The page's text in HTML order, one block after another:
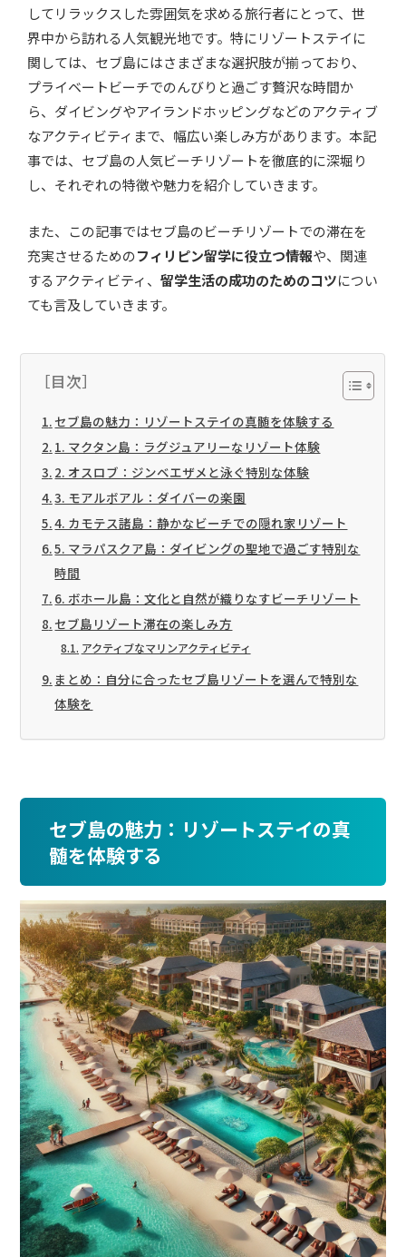
してリラックスした雰囲気を求める旅行者にとって、世
界中から訪れる人気観光地です。特にリゾートステイに
関しては、セブ島にはさまざまな選択肢が揃っており、
プライベートビーチでのんびりと過ごす贅沢な時間か
ら、ダイビングやアイランドホッピングなどのアクティブ
なアクティビティまで、幅広い楽しみ方があります。本記
事では、セブ島の人気ビーチリゾートを徹底的に深堀り
し、それぞれの特徴や魅力を紹介していきます。
また、この記事ではセブ島のビーチリゾートでの滞在を
充実させるためのフィリピン留学に役立つ情報や、関連
するアクティビティ、留学生活の成功のためのコツについ
ても言及していきます。
［目次］
セブ島の魅力：リゾートステイの真髄を体験する
1. マクタン島：ラグジュアリーなリゾート体験
2. オスロブ：ジンベエザメと泳ぐ特別な体験
3. モアルボアル：ダイバーの楽園
4. カモテス諸島：静かなビーチでの隠れ家リゾート
5. マラパスクア島：ダイビングの聖地で過ごす特別な
時間
6. ボホール島：文化と自然が織りなすビーチリゾート
セブ島リゾート滞在の楽しみ方
アクティブなマリンアクティビティ
まとめ：自分に合ったセブ島リゾートを選んで特別な
体験を
セブ島の魅力：リゾートステイの真
髄を体験する